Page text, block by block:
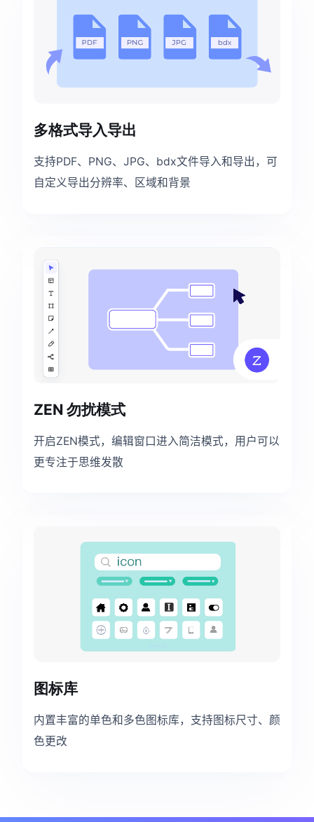
多格式导入导出
支持PDF、PNG、JPG、bdx文件导入和导出，可
自定义导出分辨率、区域和背景
ZEN 勿扰模式
开启ZEN模式，编辑窗口进入简洁模式，用户可以
更专注于思维发散
图标库
内置丰富的单色和多色图标库，支持图标尺寸、颜
色更改